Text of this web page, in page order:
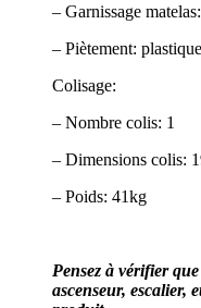
– Garnissage
– Piètement: plastique
Colisage:
– Nombre colis: 1
– Dimensions colis:
– Poids: 41kg
Pensez à vérifier
ascenseur, escalier,